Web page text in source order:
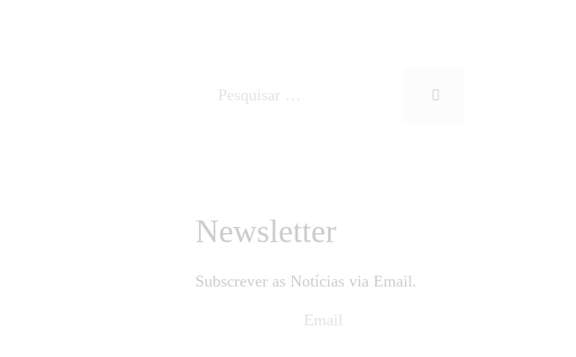
Newsletter
Subscrever as Notícias via Email.